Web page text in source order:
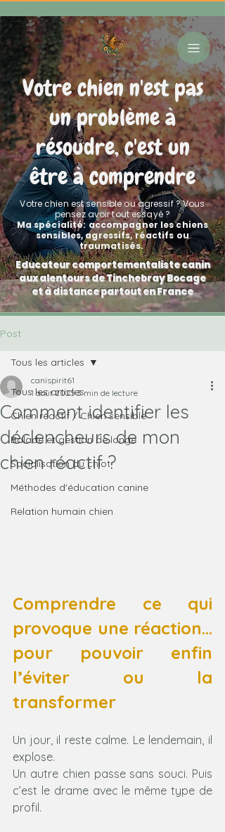
Votre chien n'est pas
un problème à
résoudre, c'est un
être à comprendre
Votre chien est sensible ou agressif ? Vous
pensez avoir tout essayé ?
Ma spécialité: accompagner les chiens
sensibles, agressifs, réactifs ou
traumatisés.
Educateur comportementaliste canin
aux alentours de Tinchebray Bocage
et à distance partout en France
Post
Tous les articles
Chien réactif / Chien sensible
Balade et gestion de longe
Socialisation du chiot
Méthodes d'éducation canine
Relation humain chien
Tous les articles
Comment identifier les
déclencheurs de mon
chien réactif ?
canispirit61
1 août 20253 min de lecture
Comprendre ce qui
provoque une réaction…
pour pouvoir enfin
l’éviter ou la
transformer
Un jour, il reste calme. Le lendemain, il
explose.
Un autre chien passe sans souci. Puis
c’est le drame avec le même type de
profil.